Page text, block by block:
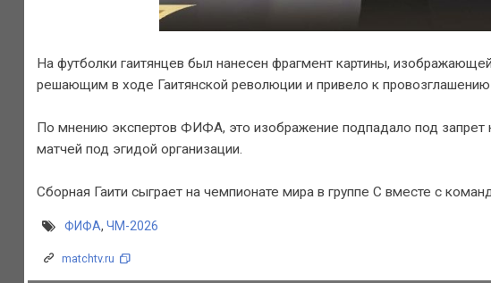
На футболки гаитянцев был нанесен фрагмент картины,
решающим в ходе Гаитянской революции и привело к
По мнению экспертов ФИФА, это изображение подпадало под запрет
матчей под эгидой организации.
Сборная Гаити сыграет на чемпионате мира в группе С вместе с
ФИФА, ЧМ-2026
matchtv.ru